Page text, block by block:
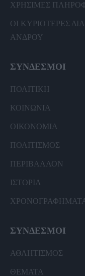
ΧΡΗΣΙΜΕΣ
ΟΙ ΚΥΡΙΟΤΕΡΕΣ
ΑΝΔΡΟΥ
ΣΥΝΔΕΣΜΟΙ
ΠΟΛΙΤΙΚΗ
ΚΟΙΝΩΝΙΑ
ΟΙΚΟΝΟΜΙΑ
ΠΟΛΙΤΙΣΜΟΣ
ΠΕΡΙΒΑΛΛΟΝ
ΙΣΤΟΡΙΑ
ΣΥΝΔΕΣΜΟΙ
ΑΘΛΗΤΙΣΜΟΣ
ΘΕΜΑΤΑ